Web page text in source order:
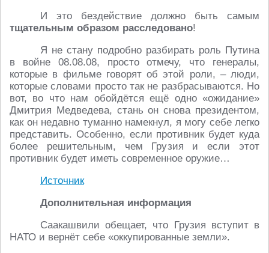
И это бездействие должно быть самым
тщательным образом расследовано!
Я не стану подробно разбирать роль Путина
в войне 08.08.08, просто отмечу, что генералы,
которые в фильме говорят об этой роли, – люди,
которые словами просто так не разбрасываются. Но
вот, во что нам обойдётся ещё одно «ожидание»
Дмитрия Медведева, стань он снова президентом,
как он недавно туманно намекнул, я могу себе легко
представить. Особенно, если противник будет куда
более решительным, чем Грузия и если этот
противник будет иметь современное оружие…
Источник
Дополнительная информация
Саакашвили обещает, что Грузия вступит в
НАТО и вернёт себе «оккупированные земли».